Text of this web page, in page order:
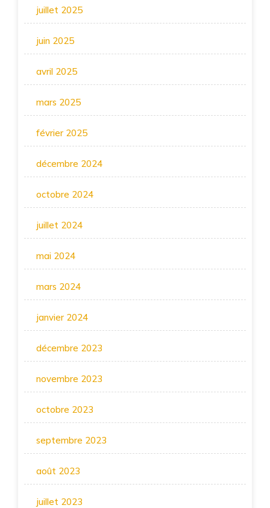
juillet 2025
juin 2025
avril 2025
mars 2025
février 2025
décembre 2024
octobre 2024
juillet 2024
mai 2024
mars 2024
janvier 2024
décembre 2023
novembre 2023
octobre 2023
septembre 2023
août 2023
juillet 2023